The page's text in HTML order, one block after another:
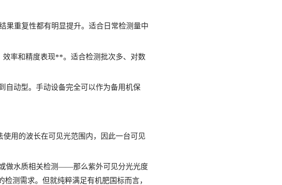
果重复性都有明显提升。适合日常检测量中
效率和精度表现**。适合检测批次多、对数
自动型。手动设备完全可以作为备用机保
使用的波长在可见光范围内，因此一台可见
做水质相关检测——那么紫外可见分光光度
测需求。但就纯粹满足有机肥国标而言，